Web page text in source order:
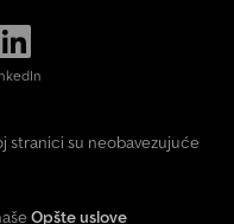
stranici su neobavezujuće
Opšte uslove